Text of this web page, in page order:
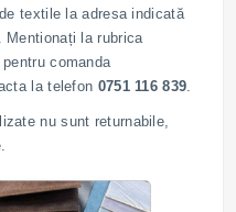
textile la adresa indicată
Mentionați la rubrica
comanda
la telefon 0751 116 839.
nu sunt returnabile,